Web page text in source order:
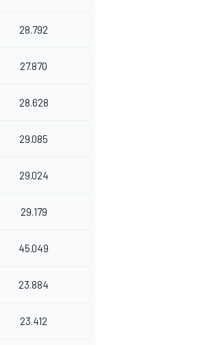
28.792
27.870
28.628
29.085
29.024
29.179
45.049
23.884
23.412